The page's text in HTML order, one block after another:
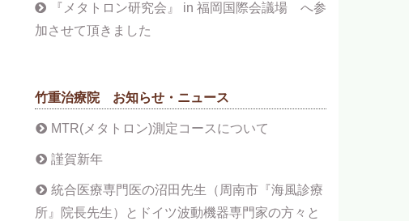
『メタトロン研究会』 in 福岡国際会議場 へ参
加させて頂きました
竹重治療院 お知らせ・ニュース
MTR(メタトロン)測定コースについて
謹賀新年
統合医療専門医の沼田先生（周南市『海風診療
所』院長先生）とドイツ波動機器専門家の方々と